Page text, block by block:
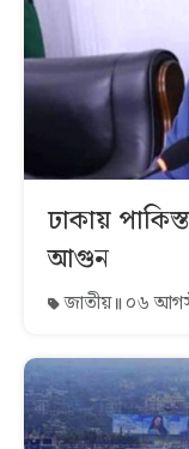
ঢাকায়
আগুন
জাতীয় ০৬